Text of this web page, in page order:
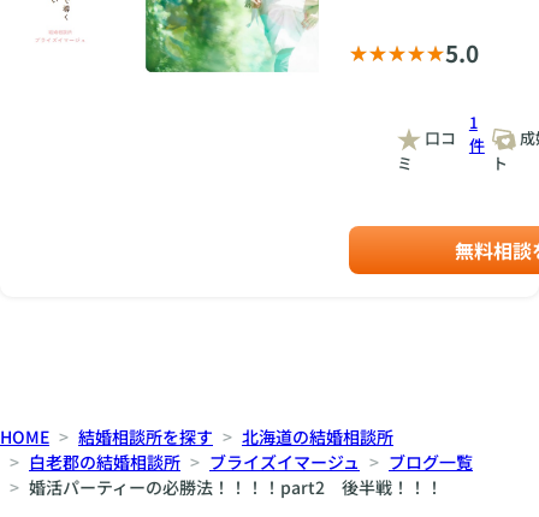
5.0
口コ
ミ
1
件
ト
無料相談
HOME 結婚相談所を探す
北海道の結婚相談所
白老郡の結婚相談所
ブライズイマージュ
ブログ一覧
婚活パーティーの必勝法！！！！part2 後半戦！！！